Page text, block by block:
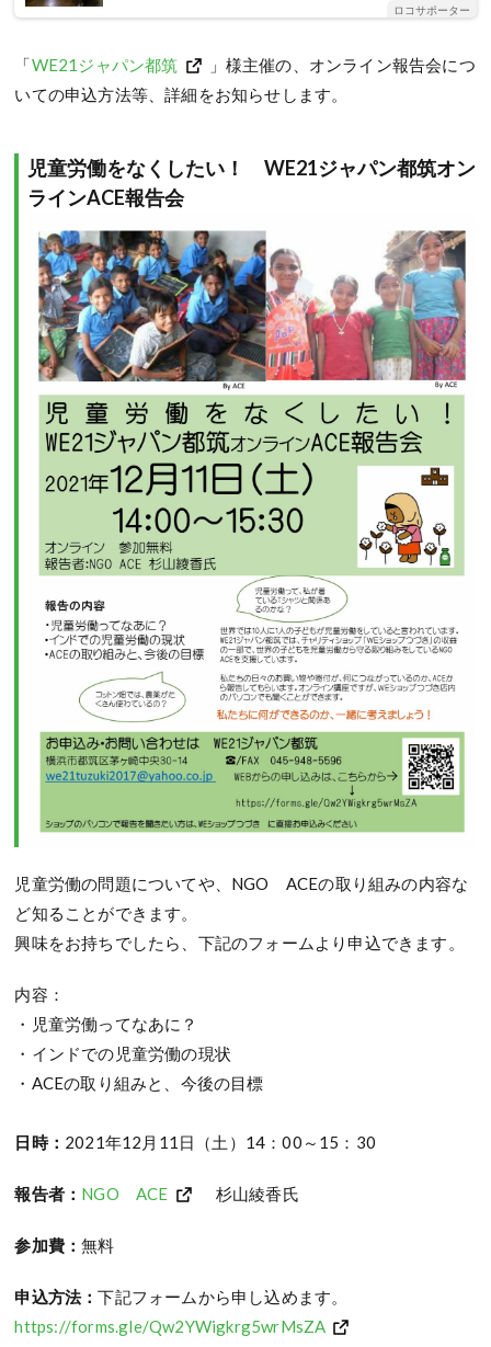
ロコサポーター
「WE21ジャパン都筑
」様主催の、オンライン報告会につ
いての申込方法等、詳細をお知らせします。
児童労働をなくしたい！ WE21ジャパン都筑オン
ラインACE報告会
児童労働の問題についてや、NGO ACEの取り組みの内容な
ど知ることができます。
興味をお持ちでしたら、下記のフォームより申込できます。
内容：
・児童労働ってなあに？
・インドでの児童労働の現状
・ACEの取り組みと、今後の目標
日時： 2021年12月11日（土）14：00～15：30
報告者： NGO ACE 杉山綾香氏
参加費：無料
申込方法：下記フォームから申し込めます。
https://forms.gle/Qw2YWigkrg5wrMsZA